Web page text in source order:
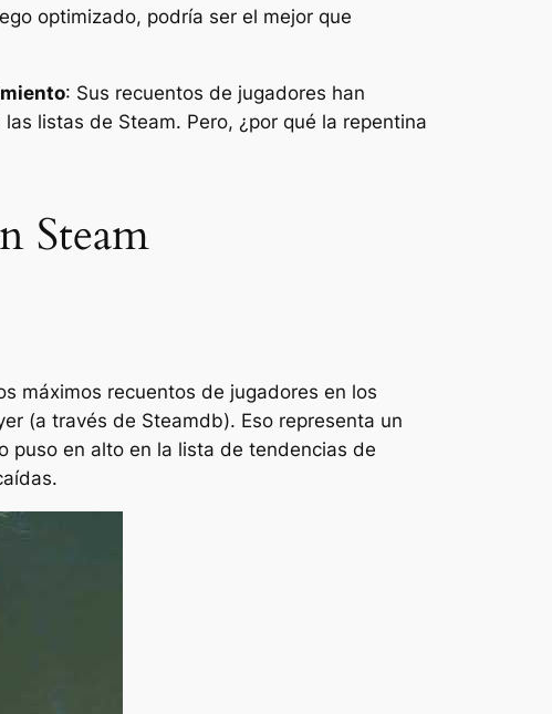
optimizado, podría ser el mejor que
: Sus recuentos de jugadores han
listas de Steam. Pero, ¿por qué la repentina
Steam
máximos recuentos de jugadores en los
(a través de Steamdb). Eso representa un
puso en alto en la lista de tendencias de
.